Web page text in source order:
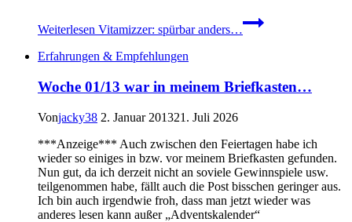
Weiterlesen Vitamizzer: spürbar anders…
Erfahrungen & Empfehlungen
Woche 01/13 war in meinem Briefkasten…
Vonjacky38 2. Januar 201321. Juli 2026
***Anzeige*** Auch zwischen den Feiertagen habe ich
wieder so einiges in bzw. vor meinem Briefkasten gefunden.
Nun gut, da ich derzeit nicht an soviele Gewinnspiele usw.
teilgenommen habe, fällt auch die Post bisschen geringer aus.
Ich bin auch irgendwie froh, dass man jetzt wieder was
anderes lesen kann außer „Adventskalender“